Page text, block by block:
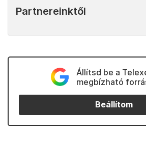
Partnereinktől
Állítsd be a
megbízható
Beállítom